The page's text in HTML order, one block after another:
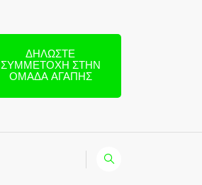
ΔΗΛΏΣΤΕ
ΣΥΜΜΕΤΟΧΉ ΣΤΗΝ
ΟΜΆΔΑ ΑΓΆΠΗΣ